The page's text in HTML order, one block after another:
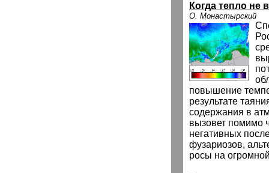
Когда тепло не
О. Монастырский
повышение
результате
содержания в
вызовет помимо
негативных
фузариозов,
росы на